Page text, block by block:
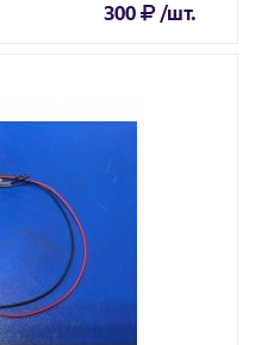
300 /шт.